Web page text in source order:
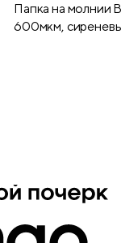
Папка на молнии
600мкм,